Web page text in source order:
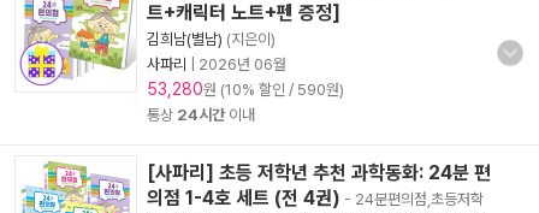
트+캐릭터 노트+펜 증정]
김희남(별남) (지은이)
사파리
2026년 06월
53,280원 (10% 할인 / 590원)
통상 24시간이내
[사파리] 초등 저학년 추천 과학동화: 24분 편
의점 1-4호 세트 (전 4권) - 24분편의점,초등저학